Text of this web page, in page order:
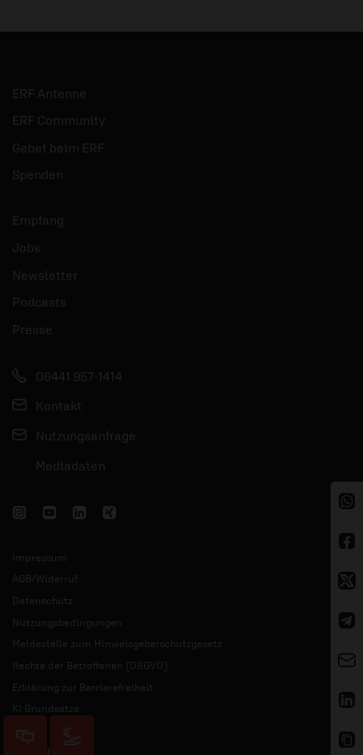
ERF Antenne
ERF Community
Gebet beim ERF
Spenden
Empfang
Jobs
Newsletter
Podcasts
Presse
06441 957-1414
Kontakt
Nutzungsanfrage
Mediadaten
Impressum
AGB/Widerruf
Datenschutz
Nutzungsbedingungen
Meldestelle zum Hinweisgeberschutzgesetz
Rechte der Betroffenen (DSGVO)
Erklärung zur Barrierefreiheit
KI Grundsätze
© 2026 ERF